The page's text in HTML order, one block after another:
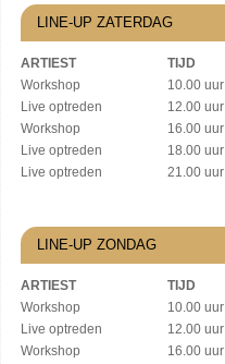
LINE-UP ZATERDAG
ARTIEST
TIJD
Workshop
10.00 uur
Live optreden
12.00 uur
Workshop
16.00 uur
Live optreden
18.00 uur
Live optreden
21.00 uur
LINE-UP ZONDAG
ARTIEST
TIJD
Workshop
10.00 uur
Live optreden
12.00 uur
Workshop
16.00 uur